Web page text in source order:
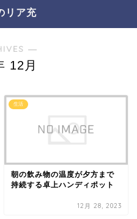
リア充
―
12月
生活
朝の飲み物の温度が夕方まで
持続する卓上ハンディポット
12月 28, 2023